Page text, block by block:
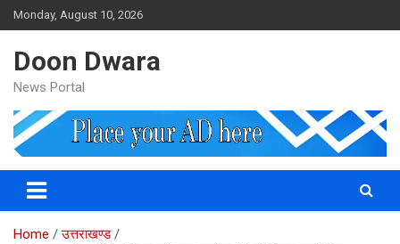
Skip
to
Monday, August 10, 2026
Doon Dwara
News Portal
Home
उत्तराखण्ड